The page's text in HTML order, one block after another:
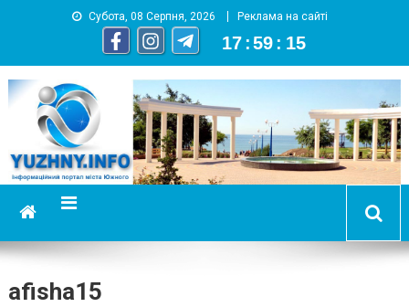
Субота, 08 Серпня, 2026 Реклама на сайті
17 :59 : 16
YUZHNY.INFO
информационный портал города Южный
afisha15